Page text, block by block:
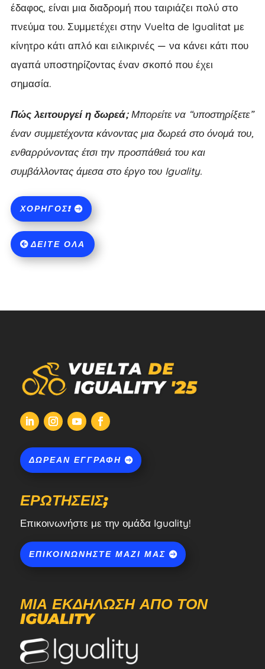
έδαφος, είναι μια διαδρομή που ταιριάζει πολύ στο
πνεύμα του. Συμμετέχει στην Vuelta de Igualitat με
κίνητρο κάτι απλό και ειλικρινές — να κάνει κάτι που
αγαπά υποστηρίζοντας έναν σκοπό που έχει
σημασία.
Πώς λειτουργεί η δωρεά;Μπορείτε να “υποστηρίξετε”
έναν συμμετέχοντα κάνοντας μια δωρεά στο όνομά του,
ενθαρρύνοντας έτσι την προσπάθειά του και
συμβάλλοντας άμεσα στο έργο του Iguality.
ΧΟΡΗΓΌΣ!
ΔΕΊΤΕ ΌΛΑ
ΔΩΡΕΆΝ ΕΓΓΡΑΦΉ
ΕΡΩΤΉΣΕΙΣ;
Επικοινωνήστε με την ομάδα Iguality!
ΕΠΙΚΟΙΝΩΝΉΣΤΕ ΜΑΖΊ ΜΑΣ
ΜΙΑ ΕΚΔΉΛΩΣΗ ΑΠΌ ΤΟΝ
IGUALITY